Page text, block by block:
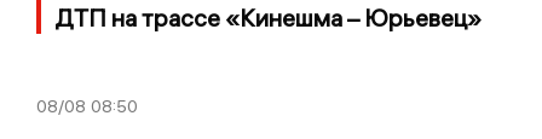
ДТП на трассе «Кинешма – Юрьевец»
08/08 08:50